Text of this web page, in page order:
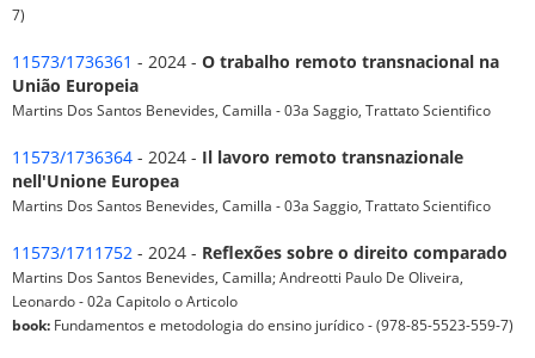
7)
11573/1736361 - 2024 - O trabalho remoto transnacional na
União Europeia
Martins Dos Santos Benevides, Camilla - 03a Saggio, Trattato Scientifico
11573/1736364 - 2024 - Il lavoro remoto transnazionale
nell'Unione Europea
Martins Dos Santos Benevides, Camilla - 03a Saggio, Trattato Scientifico
11573/1711752 - 2024 - Reflexões sobre o direito comparado
Martins Dos Santos Benevides, Camilla; Andreotti Paulo De Oliveira,
Leonardo - 02a Capitolo o Articolo
book: Fundamentos e metodologia do ensino jurídico - (978-85-5523-559-7)